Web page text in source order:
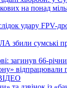
на понад
удару FPV-
збили сумські
загинув 66-
відпрацювали